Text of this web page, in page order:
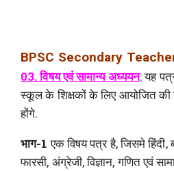
BPSC Secondary
03. विषय एवं सामान्य अध्ययन: यह
स्कूल के शिक्षकों के लिए आयोजित की
होंगे.
भाग-1 एक विषय पत्र है, जिसमे हिंदी,
फारसी, अंग्रेजी, विज्ञान, गणित एवं